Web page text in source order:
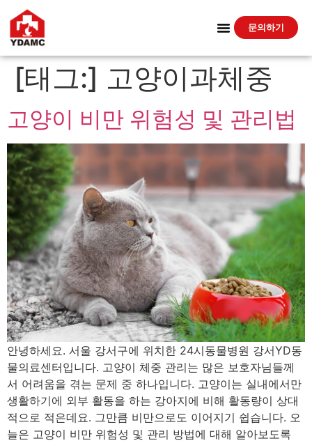
문의하기
[태그:] 고양이과체중
고양이 비만 위험성 및 관리법
안녕하세요. 서울 강서구에 위치한 24시동물병원 강서YD동
물의료센터입니다. 고양이 체중 관리는 많은 보호자님들께
서 어려움을 겪는 문제 중 하나입니다. 고양이는 실내에서만
생활하기에 외부 활동을 하는 강아지에 비해 활동량이 상대
적으로 적은데요. 그만큼 비만으로도 이어지기 쉽습니다. 오
늘은 고양이 비만 위험성 및 관리 방법에 대해 알아보도록